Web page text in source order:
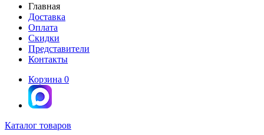
Главная
Доставка
Оплата
Скидки
Представители
Контакты
Корзина 0
Каталог товаров